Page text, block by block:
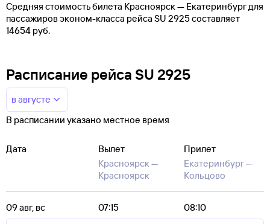
Средняя стоимость билета Красноярск — Екатеринбург для
пассажиров эконом-класса рейса SU 2925 составляет
14654 руб.
Расписание рейса SU 2925
в августе
В расписании указано местное время
Дата
Вылет
Красноярск —
Красноярск
Прилет
Екатеринбург —
Кольцово
09 авг, вс 07:15
08:10